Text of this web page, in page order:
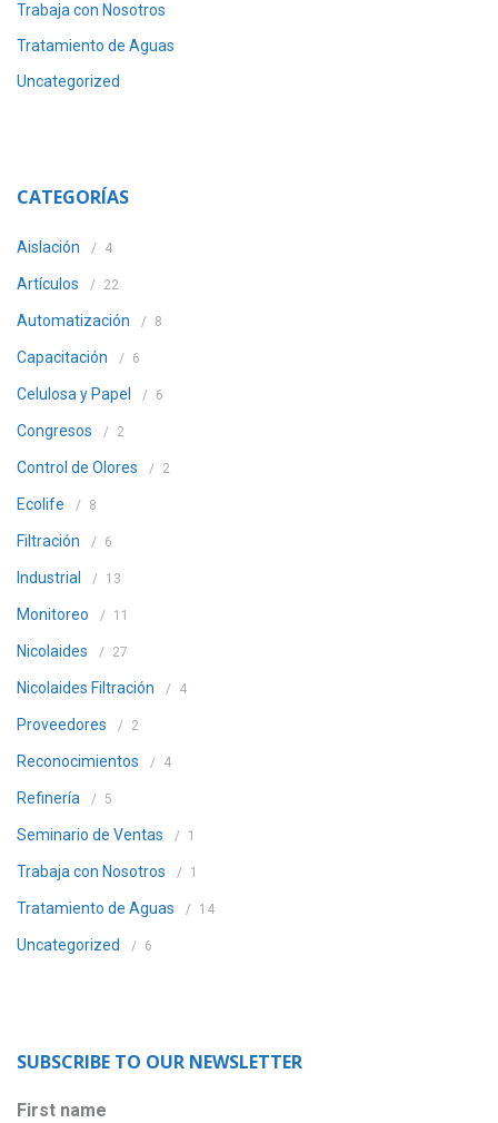
Trabaja con Nosotros
Tratamiento de Aguas
Uncategorized
CATEGORÍAS
Aislación 4
Artículos 22
Automatización 8
Capacitación 6
Celulosa y Papel 6
Congresos 2
Control de Olores 2
Ecolife 8
Filtración 6
Industrial 13
Monitoreo 11
Nicolaides 27
Nicolaides Filtración 4
Proveedores 2
Reconocimientos 4
Refinería 5
Seminario de Ventas 1
Trabaja con Nosotros 1
Tratamiento de Aguas 14
Uncategorized 6
SUBSCRIBE TO OUR NEWSLETTER
First name